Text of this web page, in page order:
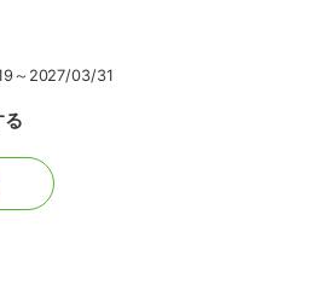
～2027/03/31
る